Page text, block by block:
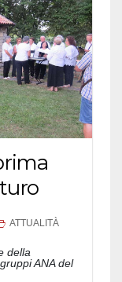
ATTUALITÀ
della
ANA del